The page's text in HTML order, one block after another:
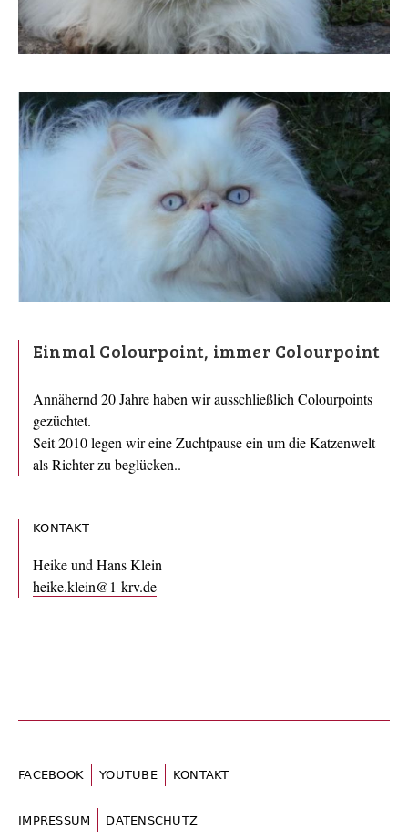
Einmal Colourpoint, immer Colourpoint
Annähernd 20 Jahre haben wir ausschließlich Colourpoints
gezüchtet.
Seit 2010 legen wir eine Zuchtpause ein um die Katzenwelt
als Richter zu beglücken..
KONTAKT
Heike und Hans Klein
heike.klein@1-krv.de
FACEBOOK YOUTUBE KONTAKT
IMPRESSUM DATENSCHUTZ